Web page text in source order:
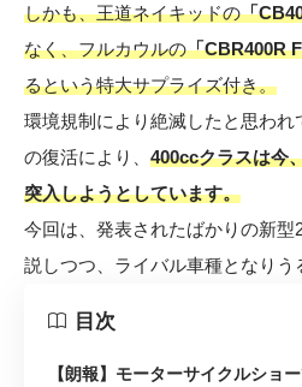
しかも、王道ネイキッドの「
なく、フルカウルの「CBR400R
るという特大サプライズ付き。
環境規制により絶滅したと思われ
の復活により、 400ccクラスは今
突入しようとしています。
今回は、発表されたばかりの新
説しつつ、ライバル車種となりう
目次
【朗報】モーターサイクルショ